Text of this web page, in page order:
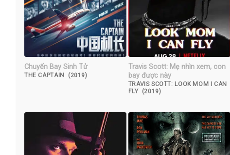
Chuyến Bay Sinh Tử
THE CAPTAIN (2019)
Travis Scott: Mẹ nhìn xem, con
bay được này
TRAVIS SCOTT: LOOK MOM I CAN
FLY (2019)